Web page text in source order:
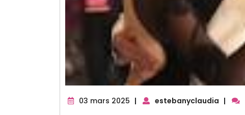
03 mars 2025 03
| estebanyclaudia |